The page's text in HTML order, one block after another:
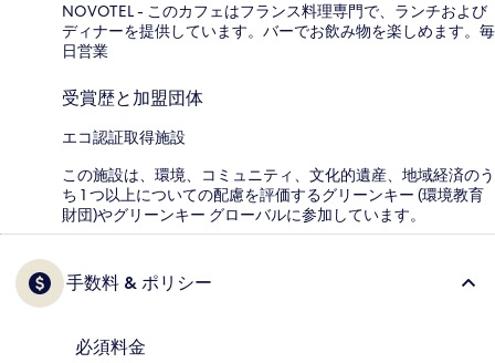
NOVOTEL - このカフェはフランス料理専門で、ランチおよび
ディナーを提供しています。バーでお飲み物を楽しめます。毎
日営業
受賞歴と加盟団体
エコ認証取得施設
この施設は、環境、コミュニティ、文化的遺産、地域経済のう
ち 1 つ以上についての配慮を評価するグリーンキー (環境教育
財団)やグリーンキー グローバルに参加しています。
手数料 & ポリシー
必須料金